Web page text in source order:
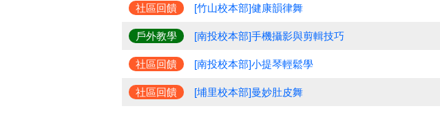
社區回饋 [竹山校本部]健康韻律舞
戶外教學 [南投校本部]手機攝影與剪輯技巧
社區回饋 [南投校本部]小提琴輕鬆學
社區回饋 [埔里校本部]曼妙肚皮舞